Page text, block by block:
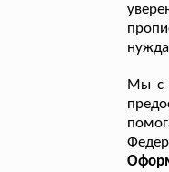
Мы с